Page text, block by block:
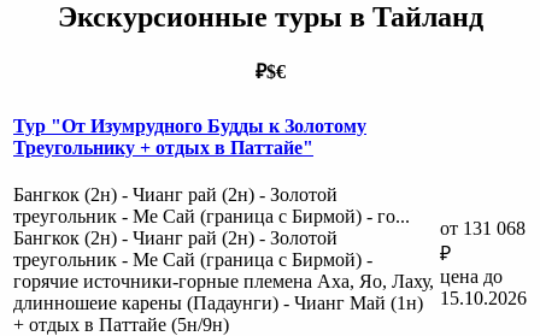
Экскурсионные туры в Тайланд
₽$€
Тур "От Изумрудного Будды к Золотому
Треугольнику + отдых в Паттайе"
Бангкок (2н) - Чианг рай (2н) - Золотой
треугольник - Ме Сай (граница с Бирмой) - го...
Бангкок (2н) - Чианг рай (2н) - Золотой
треугольник - Ме Сай (граница с Бирмой) -
горячие источники-горные племена Аха, Яо, Лаху,
длинношеие карены (Падаунги) - Чианг Май (1н)
+ отдых в Паттайе (5н/9н)
от 131 068
₽
цена до
15.10.2026